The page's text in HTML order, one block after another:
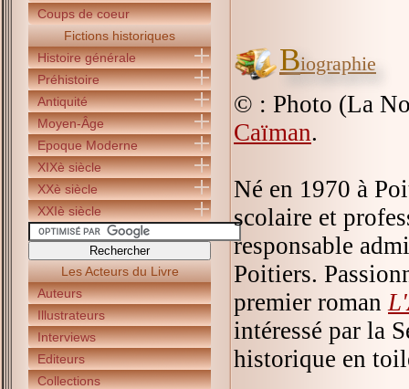
Coups de coeur
Fictions historiques
Histoire générale
Préhistoire
Antiquité
Moyen-Âge
Epoque Moderne
XIXè siècle
XXè siècle
XXIè siècle
Les Acteurs du Livre
Auteurs
Illustrateurs
Interviews
Editeurs
Collections
Biographie
© : Photo (La
Caïman.
Né en 1970 à
scolaire et
responsable
Poitiers.
premier roman
intéressé par la
historique en